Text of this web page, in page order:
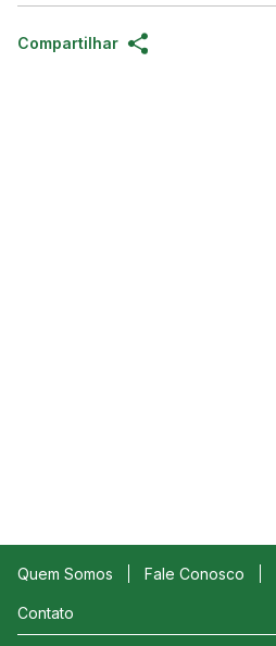
Compartilhar
Quem Somos Fale Conosco
Contato